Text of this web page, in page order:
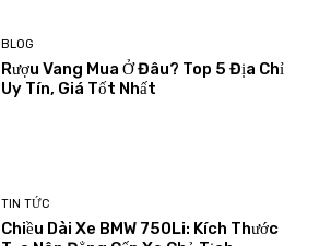
BLOG
Rượu Vang Mua Ở Đâu? Top 5 Địa Chỉ
Uy Tín, Giá Tốt Nhất
TIN TỨC
Chiều Dài Xe BMW 750Li: Kích Thước